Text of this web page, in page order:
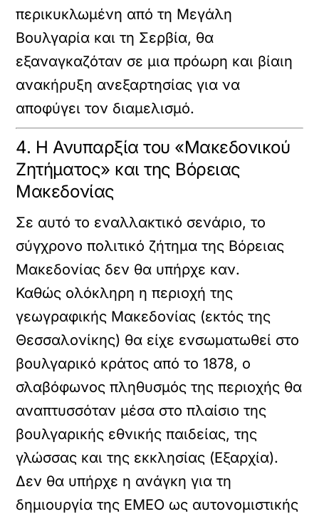
περικυκλωμένη από τη Μεγάλη
Βουλγαρία και τη Σερβία, θα
εξαναγκαζόταν σε μια πρόωρη και βίαιη
ανακήρυξη ανεξαρτησίας για να
αποφύγει τον διαμελισμό.
4. Η Ανυπαρξία του «Μακεδονικού
Ζητήματος» και της Βόρειας
Μακεδονίας
Σε αυτό το εναλλακτικό σενάριο, το
σύγχρονο πολιτικό ζήτημα της Βόρειας
Μακεδονίας δεν θα υπήρχε καν.
Καθώς ολόκληρη η περιοχή της
γεωγραφικής Μακεδονίας (εκτός της
Θεσσαλονίκης) θα είχε ενσωματωθεί στο
βουλγαρικό κράτος από το 1878, ο
σλαβόφωνος πληθυσμός της περιοχής θα
αναπτυσσόταν μέσα στο πλαίσιο της
βουλγαρικής εθνικής παιδείας, της
γλώσσας και της εκκλησίας (Εξαρχία).
Δεν θα υπήρχε η ανάγκη για τη
δημιουργία της ΕΜΕΟ ως αυτονομιστικής